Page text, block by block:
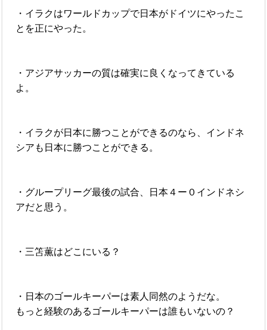
・イラクはワールドカップで日本がドイツにやったこ
とを正にやった。
・アジアサッカーの質は確実に良くなってきている
よ。
・イラクが日本に勝つことができるのなら、インドネ
シアも日本に勝つことができる。
・グループリーグ最後の試合、日本４ー０インドネシ
アだと思う。
・三笘薫はどこにいる？
・日本のゴールキーパーは素人同然のようだな。
もっと経験のあるゴールキーパーは誰もいないの？